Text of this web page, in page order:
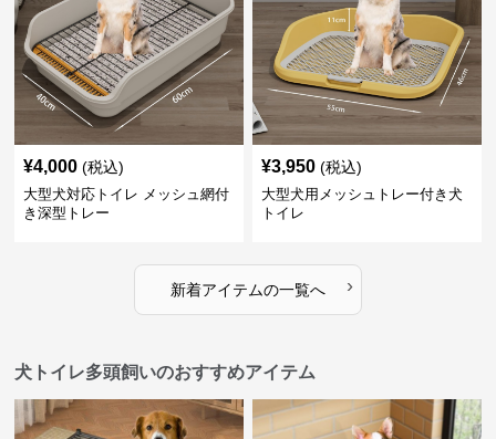
¥4,000 (税込)
大型犬対応トイレ メッシュ網付
き深型トレー
¥3,950 (税込)
大型犬用メッシュトレー付き犬
トイレ
新着アイテムの一覧へ ›
犬トイレ多頭飼いのおすすめアイテム